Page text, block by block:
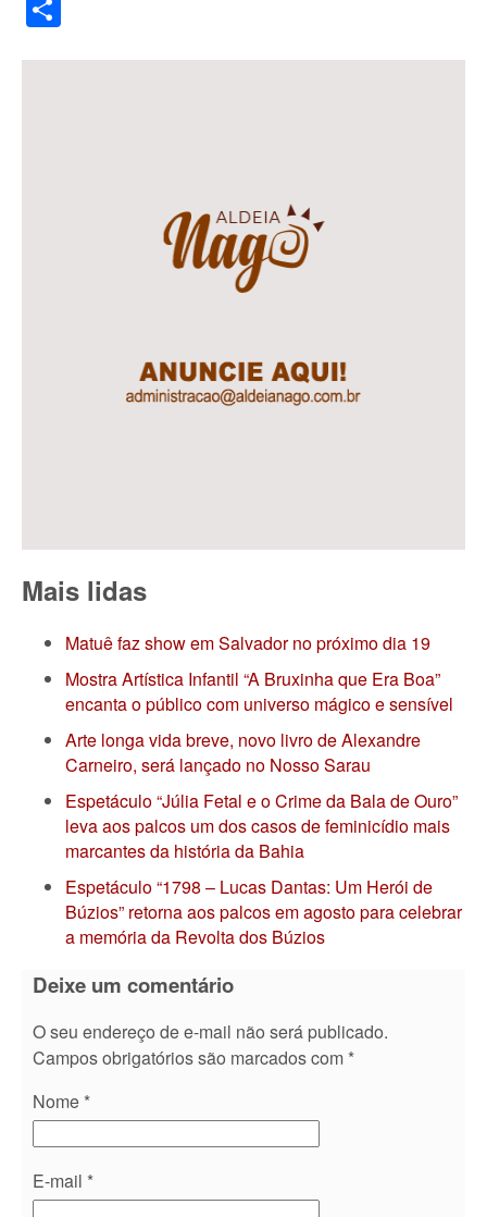
Mais lidas
Matuê faz show em Salvador no próximo dia 19
Mostra Artística Infantil “A Bruxinha que Era Boa”
encanta o público com universo mágico e sensível
Arte longa vida breve, novo livro de Alexandre
Carneiro, será lançado no Nosso Sarau
Espetáculo “Júlia Fetal e o Crime da Bala de Ouro”
leva aos palcos um dos casos de feminicídio mais
marcantes da história da Bahia
Espetáculo “1798 – Lucas Dantas: Um Herói de
Búzios” retorna aos palcos em agosto para celebrar
a memória da Revolta dos Búzios
Deixe um comentário
O seu endereço de e-mail não será publicado.
Campos obrigatórios são marcados com *
Nome *
E-mail *